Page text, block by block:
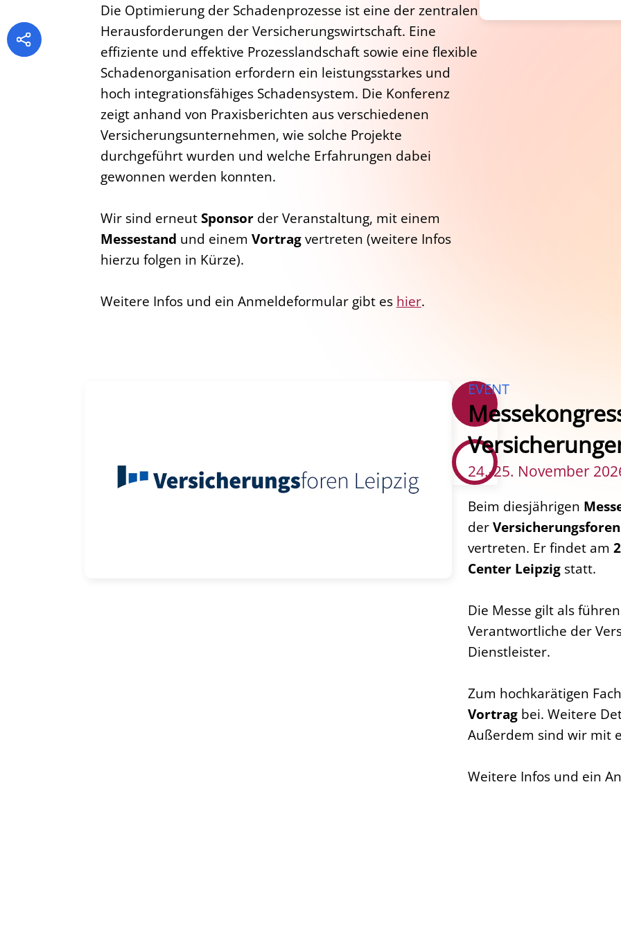
Die Optimierung der Schadenprozesse ist eine der zentralen
Herausforderungen der Versicherungswirtschaft. Eine
effiziente und effektive Prozesslandschaft sowie eine flexible
Schadenorganisation erfordern ein leistungsstarkes und
hoch integrationsfähiges Schadensystem.​ Die Konferenz
zeigt anhand von Praxisberichten aus verschiedenen
Versicherungsunternehmen, wie solche Projekte
durchgeführt wurden und welche Erfahrungen dabei
gewonnen werden konnten.
Wir sind erneutSponsorder Veranstaltung, mit einem
Messestand und einem Vortragvertreten (weitere Infos
hierzu folgen in Kürze).
Weitere Infos und ein Anmeldeformular gibt es hier.
EVENT
24.-25. November
Beim diesjährigen
der
vertreten. Er findet am
Center Leipzigstatt.
Die Messe gilt als
Verantwortliche der
Dienstleister.
Zum hochkarätigen
Vortragbei. Weitere
Außerdem sind wir mit
Weitere Infos und ein